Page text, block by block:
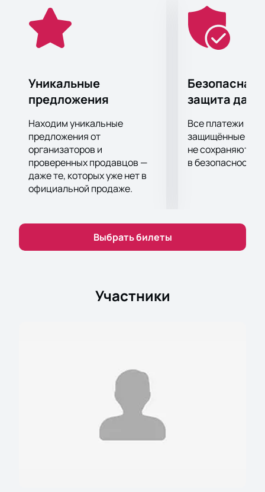
сцены вы находитесь!
Уникальные
предложения
Находим уникальные
предложения от
организаторов и
проверенных продавцов —
даже те, которых уже нет в
официальной продаже.
Безопасная
защита
Все платежи
защищённые
не сохраняются
в безопасности.
Выбрать билеты
Участники